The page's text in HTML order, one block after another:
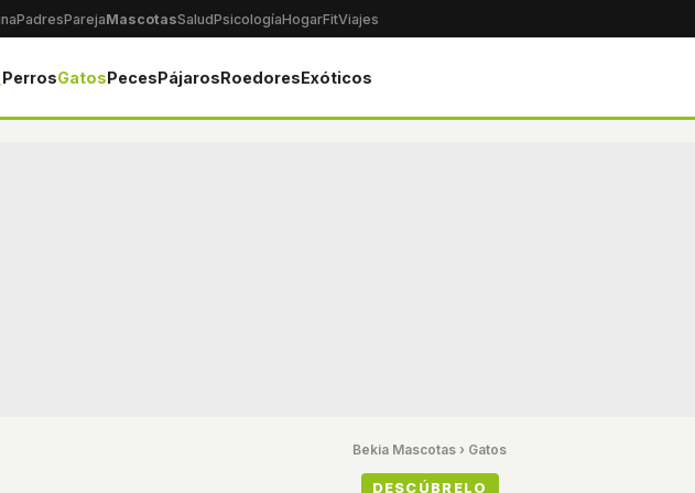
PadresParejaMascotasSaludPsicologíaHogarFitViajes
PerrosGatosPecesPájarosRoedoresExóticos
Bekia Mascotas › Gatos
DESCÚBRELO